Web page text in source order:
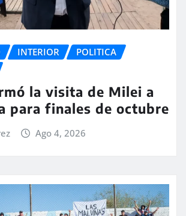
INTERIOR
POLITICA
la visita de Milei a
para finales de octubre
Ago 4, 2026